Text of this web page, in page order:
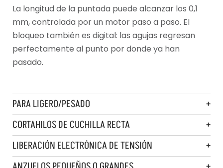
La longitud de la puntada puede alcanzar los 0,1
mm, controlada por un motor paso a paso. El
bloqueo también es digital: las agujas regresan
perfectamente al punto por donde ya han
pasado.
PARA LIGERO/PESADO
CORTAHILOS DE CUCHILLA RECTA
LIBERACIÓN ELECTRÓNICA DE TENSIÓN